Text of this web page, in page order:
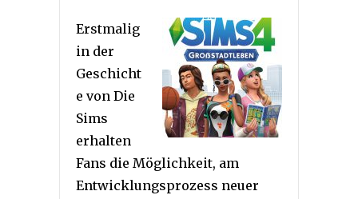
Erstmalig
in der
Geschicht
e von Die
Sims
erhalten
Fans die Möglichkeit, am
Entwicklungsprozess neuer